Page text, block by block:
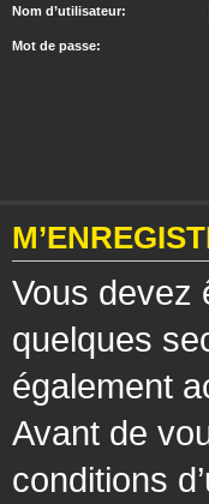
Nom d’utilisateur:
Mot de passe:
Vous devez
quelques
également
Avant de
conditions